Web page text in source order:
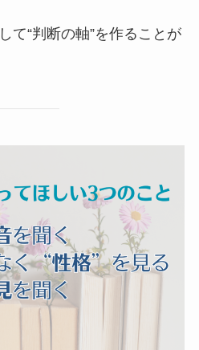
て“判断の軸”を作ることが